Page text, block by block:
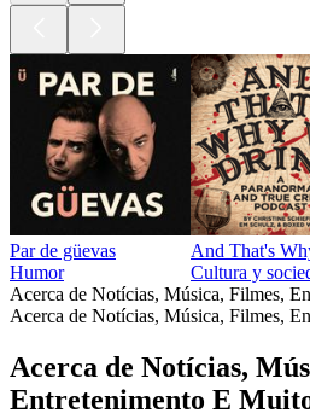
Par de güevas
Humor
And That's
Cultura y
Acerca de Notícias, Música, Filmes,
Acerca de Notícias, Música, Filmes,
Acerca de Notícias,
Entretenimento E